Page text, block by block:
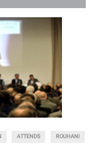
ROUHANI
ATTENDS